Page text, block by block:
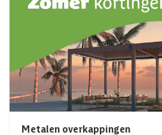
Metalen overkappingen